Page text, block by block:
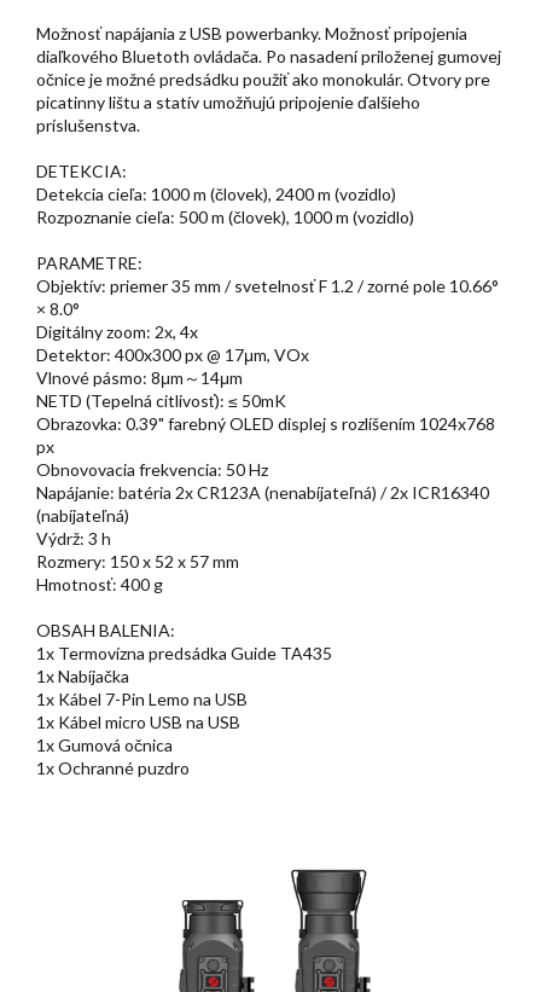
Možnosť napájania z USB powerbanky. Možnosť pripojenia
diaľkového Bluetoth ovládača. Po nasadení priloženej gumovej
očnice je možné predsádku použiť ako monokulár. Otvory pre
picatinny lištu a statív umožňujú pripojenie ďalšieho
príslušenstva.
DETEKCIA:
Detekcia cieľa: 1000 m (človek), 2400 m (vozidlo)
Rozpoznanie cieľa: 500 m (človek), 1000 m (vozidlo)
PARAMETRE:
Objektív: priemer 35 mm / svetelnosť F 1.2 / zorné pole 10.66°
× 8.0°
Digitálny zoom: 2x, 4x
Detektor: 400x300 px @ 17μm, VOx
Vlnové pásmo: 8μm～14μm
NETD (Tepelná citlivosť): ≤ 50mK
Obrazovka: 0.39" farebný OLED displej s rozlíšením 1024x768
px
Obnovovacia frekvencia: 50 Hz
Napájanie: batéria 2x CR123A (nenabíjateľná) / 2x ICR16340
(nabíjateľná)
Výdrž: 3 h
Rozmery: 150 x 52 x 57 mm
Hmotnosť: 400 g
OBSAH BALENIA:
1x Termovízna predsádka Guide TA435
1x Nabíjačka
1x Kábel 7-Pin Lemo na USB
1x Kábel micro USB na USB
1x Gumová očnica
1x Ochranné puzdro